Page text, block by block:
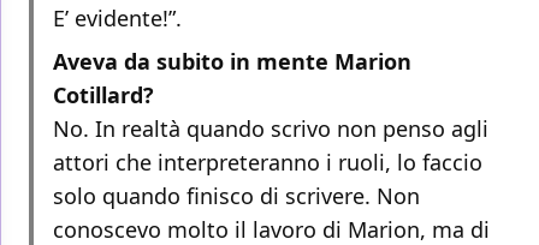
E’ evidente!”.
Aveva da subito in mente Marion
Cotillard?
No. In realtà quando scrivo non penso agli
attori che interpreteranno i ruoli, lo faccio
solo quando finisco di scrivere. Non
conoscevo molto il lavoro di Marion, ma di